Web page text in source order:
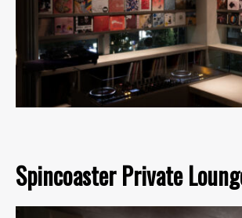
Spincoaster Private